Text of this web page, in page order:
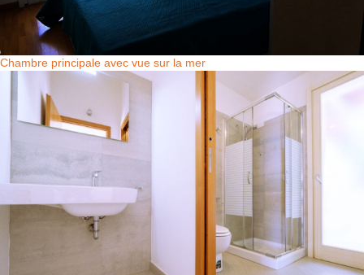
Chambre principale avec vue sur la mer